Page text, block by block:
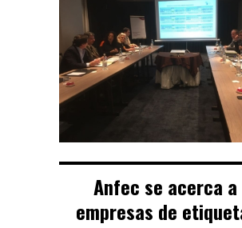
Anfec se acerca
empresas de